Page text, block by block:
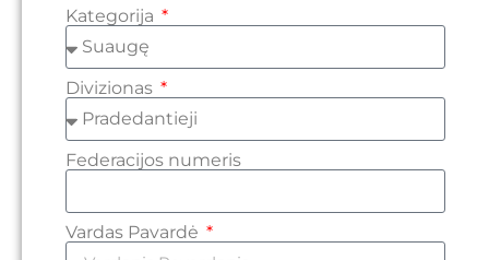
Kategorija
Divizionas
Federacijos numeris
Vardas Pavardė